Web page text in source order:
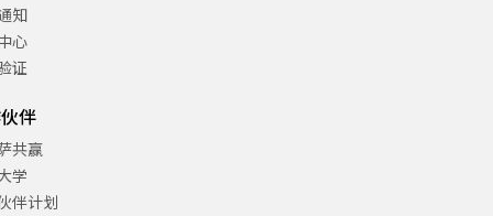
知
心
证
伴
共赢
学
伴计划